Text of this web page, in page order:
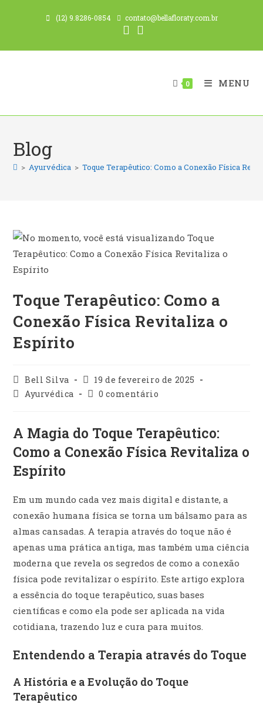
conteúdo
(12) 9.8286-0854 contato@bellafloraty.com.br
0 MENU
Blog
> Ayurvédica > Toque Terapêutico: Como a Conexão Física
Toque Terapêutico: Como a
Conexão Física Revitaliza o
Espírito
Autor
do
post:
Bell Silva
Post
publicado:
19 de fevereiro de 2025
Categoria
Ayurvédica
Comentários
0 comentário
A Magia do Toque Terapêutico:
Como a Conexão Física Revitaliza o
Espírito
Em um mundo cada vez mais digital e distante, a
conexão humana física se torna um bálsamo para as
almas cansadas. A terapia através do toque não é
apenas uma prática antiga, mas também uma ciência
moderna que revela os segredos de como a conexão
física pode revitalizar o espírito. Este artigo explora
a essência do toque terapêutico, suas bases
científicas e como ela pode ser aplicada na vida
cotidiana, trazendo luz e cura para muitos.
Entendendo a Terapia através do Toque
A História e a Evolução do Toque
Terapêutico